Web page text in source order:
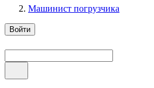
Машинист погрузчика
Войти